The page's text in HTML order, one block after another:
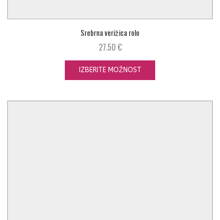
Srebrna verižica rolo
27.50 €
IZBERITE MOŽNOST